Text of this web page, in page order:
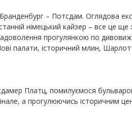
– Потсдам. Оглядова
німецький кайзер – все це
прогулянкою по
палати, історичний млин,
Платц, помилуємося
а прогулюючись історичним